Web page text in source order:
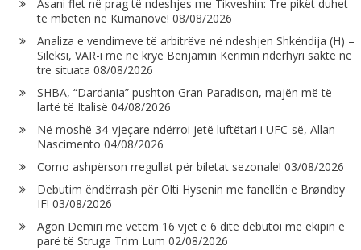
Asani flet në prag të ndeshjes me Tikveshin: Tre pikët duhet
të mbeten në Kumanovë! 08/08/2026
Analiza e vendimeve të arbitrëve në ndeshjen Shkëndija (H) –
Sileksi, VAR-i me në krye Benjamin Kerimin ndërhyri saktë në
tre situata 08/08/2026
SHBA, “Dardania” pushton Gran Paradison, majën më të
lartë të Italisë 04/08/2026
Në moshë 34-vjeçare ndërroi jetë luftëtari i UFC-së, Allan
Nascimento 04/08/2026
Como ashpërson rregullat për biletat sezonale! 03/08/2026
Debutim ëndërrash për Olti Hysenin me fanellën e Brøndby
IF! 03/08/2026
Agon Demiri me vetëm 16 vjet e 6 ditë debutoi me ekipin e
parë të Struga Trim Lum 02/08/2026